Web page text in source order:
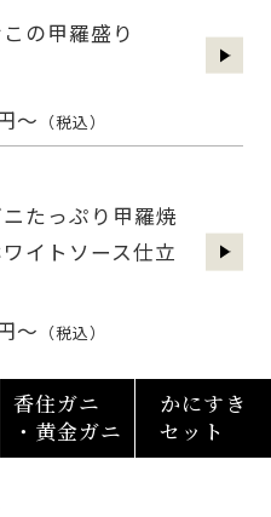
の甲羅盛り
～ （税込）
たっぷり甲羅焼
イトソース仕立
～ （税込）
香住ガニ
・黄金ガニ
かにすき
セット